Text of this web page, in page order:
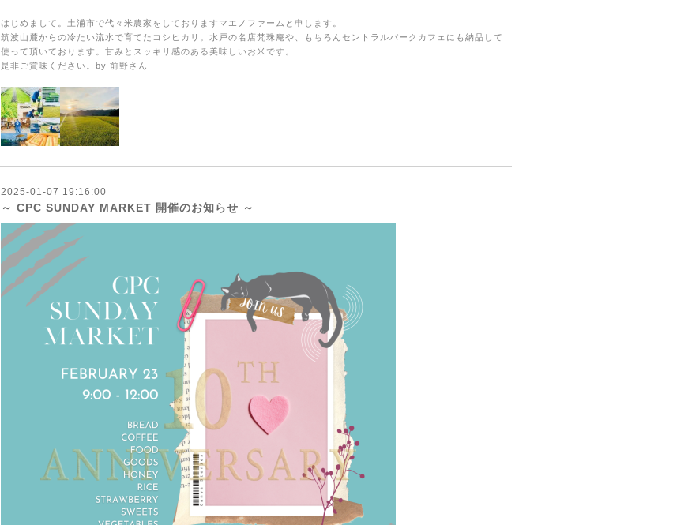
はじめまして。 土浦市で代々米農家をしておりますマエノファームと申します。
筑波山麓からの冷たい流水で育てたコシヒカリ。 水戸の名店梵珠庵や、もちろんセントラルパークカフェにも納品して
使って頂いております。甘みとスッキリ感のある美味しいお米です。
是非ご賞味ください。 by 前野さん
2025-01-07 19:16:00
～ CPC SUNDAY MARKET 開催のお知らせ ～